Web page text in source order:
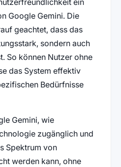
ein
Google Gemini. Die
geachtet, dass das
sondern auch
So können Nutzer ohne
das System effektiv
Bedürfnisse
Gemini, wie
zugänglich und
Spektrum von
werden kann, ohne